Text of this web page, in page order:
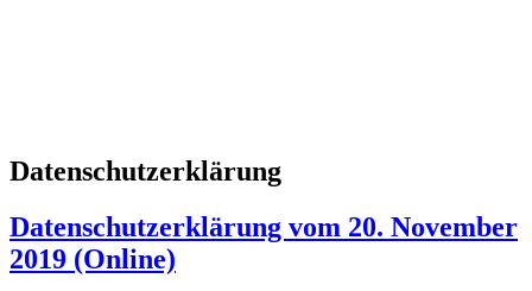
Datenschutzerklärung
Datenschutzerklärung vom 20. November
2019 (Online)